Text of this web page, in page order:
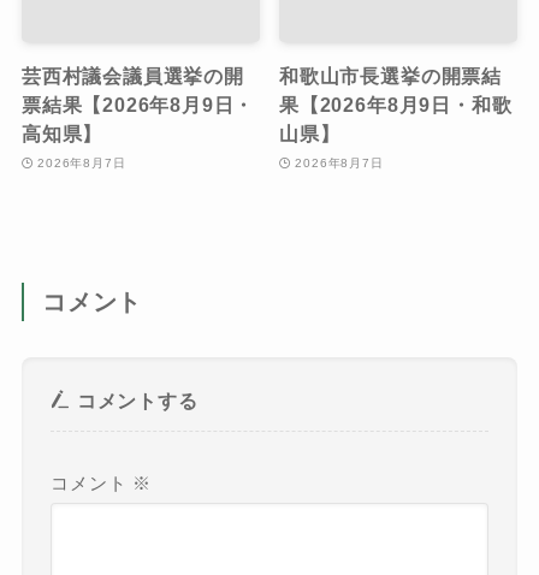
芸西村議会議員選挙の開
票結果【2026年8月9日・
高知県】
2026年8月7日
和歌山市長選挙の開票結
果【2026年8月9日・和歌
山県】
2026年8月7日
コメント
コメントする
コメント ※